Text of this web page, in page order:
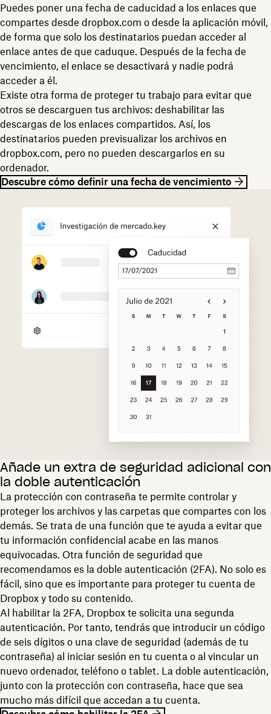
Puedes poner una fecha de caducidad a los enlaces que
compartes desde dropbox.com o desde la aplicación móvil,
de forma que solo los destinatarios puedan acceder al
enlace antes de que caduque. Después de la fecha de
vencimiento, el enlace se desactivará y nadie podrá
acceder a él.
Existe otra forma de proteger tu trabajo para evitar que
otros se descarguen tus archivos: deshabilitar las
descargas de los enlaces compartidos. Así, los
destinatarios pueden previsualizar los archivos en
dropbox.com, pero no pueden descargarlos en su
ordenador.
Descubre cómo definir una fecha de vencimiento
Añade un extra de seguridad adicional con
la doble autenticación
La protección con contraseña te permite controlar y
proteger los archivos y las carpetas que compartes con los
demás. Se trata de una función que te ayuda a evitar que
tu información confidencial acabe en las manos
equivocadas. Otra función de seguridad que
recomendamos es la doble autenticación (2FA). No solo es
fácil, sino que es importante para proteger tu cuenta de
Dropbox y todo su contenido.
Al habilitar la 2FA, Dropbox te solicita una segunda
autenticación. Por tanto, tendrás que introducir un código
de seis dígitos o una clave de seguridad (además de tu
contraseña) al iniciar sesión en tu cuenta o al vincular un
nuevo ordenador, teléfono o tablet. La doble autenticación,
junto con la protección con contraseña, hace que sea
mucho más difícil que accedan a tu cuenta.